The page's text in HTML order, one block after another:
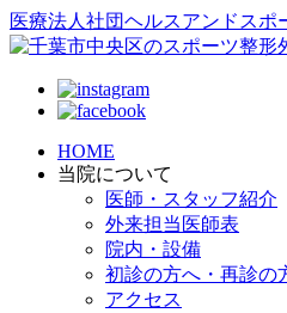
医療法人社団ヘルスアンドスポ
HOME
当院について
医師・スタッフ紹介
外来担当医師表
院内・設備
初診の方へ・再診の
アクセス